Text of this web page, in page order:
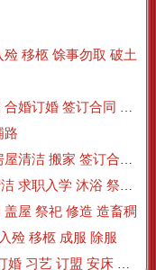
移柩 馀事勿取 破土
2026.8.5黄历查询：（宜）会亲友 搬家 合婚订婚 签订合同 搬新房 订盟
路
2026.8.3黄历查询：（宜）出行 打扫 房屋清洁 搬家 签订合同 交易
2026.8.2黄历查询：（宜）打扫 房屋清洁 求职入学 沐浴 祭祀 牧养
屋 祭祀 修造 造畜稠
殓 移柩 成服 除服
2026.7.30黄历查询：（宜）结婚 合婚订婚 习艺 订盟 安床 沐浴